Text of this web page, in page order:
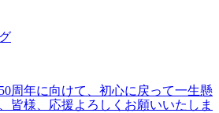
周年に向けて、初心に戻って一生懸
皆様、応援よろしくお願いいたしま